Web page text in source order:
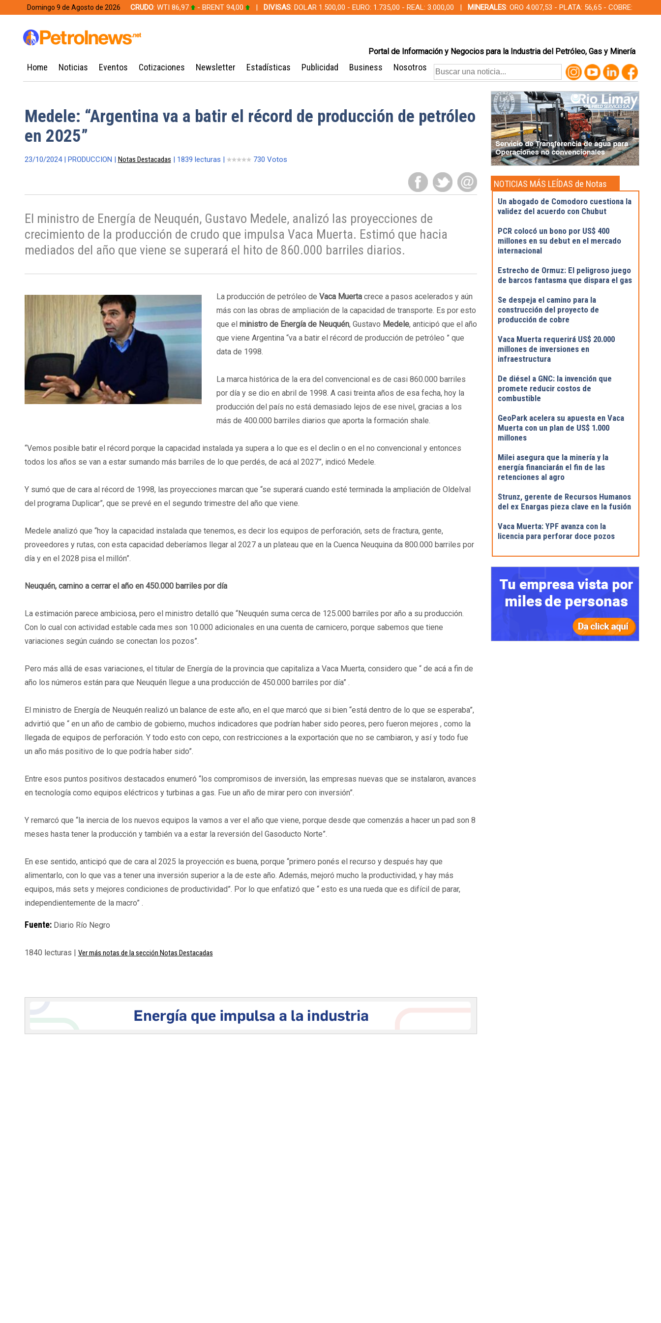
Domingo 9 de Agosto de 2026 CRUDO: WTI 86,97 - BRENT 94,00 | DIVISAS: DOLAR 1.500,00 - EURO: 1.735,00 - REAL: 3.000,00 | MINERALES: ORO 4.007,53 - PLATA: 56,65 - COBRE:
Portal de Información y Negocios para la Industria del Petróleo, Gas y Minería
Home Noticias Eventos Cotizaciones Newsletter Estadísticas Publicidad Business Nosotros
Medele: “Argentina va a batir el récord de producción de petróleo
en 2025”
23/10/2024 | PRODUCCION | Notas Destacadas | 1839 lecturas | 730 Votos
El ministro de Energía de Neuquén, Gustavo Medele, analizó las proyecciones de
crecimiento de la producción de crudo que impulsa Vaca Muerta. Estimó que hacia
mediados del año que viene se superará el hito de 860.000 barriles diarios.
La producción de petróleo de Vaca Muertacrece a pasos acelerados y aún
más con las obras de ampliación de la capacidad de transporte. Es por esto
que el ministro de Energía de Neuquén, Gustavo Medele, anticipó que el año
que viene Argentina “va a batir el récord de producción de petróleo ” que
data de 1998.
La marca histórica de la era del convencional es de casi 860.000 barriles
por día y se dio en abril de 1998. A casi treinta años de esa fecha, hoy la
producción del país no está demasiado lejos de ese nivel, gracias a los
más de 400.000 barriles diarios que aporta la formación shale.
“Vemos posible batir el récord porque la capacidad instalada ya supera a lo que es el declin o en el no convencional y entonces
todos los años se van a estar sumando más barriles de lo que perdés, de acá al 2027”, indicó Medele.
Y sumó que de cara al récord de 1998, las proyecciones marcan que “se superará cuando esté terminada la ampliación de Oldelval
del programa Duplicar”, que se prevé en el segundo trimestre del año que viene.
Medele analizó que “hoy la capacidad instalada que tenemos, es decir los equipos de perforación, sets de fractura, gente,
proveedores y rutas, con esta capacidad deberíamos llegar al 2027 a un plateau que en la Cuenca Neuquina da 800.000 barriles por
día y en el 2028 pisa el millón”.
Neuquén, camino a cerrar el año en 450.000 barriles por día
La estimación parece ambiciosa, pero el ministro detalló que “Neuquén suma cerca de 125.000 barriles por año a su producción.
Con lo cual con actividad estable cada mes son 10.000 adicionales en una cuenta de carnicero, porque sabemos que tiene
variaciones según cuándo se conectan los pozos”.
Pero más allá de esas variaciones, el titular de Energía de la provincia que capitaliza a Vaca Muerta, considero que “ de acá a fin de
año los números están para que Neuquén llegue a una producción de 450.000 barriles por día” .
El ministro de Energía de Neuquén realizó un balance de este año, en el que marcó que si bien “está dentro de lo que se esperaba”,
advirtió que “ en un año de cambio de gobierno, muchos indicadores que podrían haber sido peores, pero fueron mejores , como la
llegada de equipos de perforación. Y todo esto con cepo, con restricciones a la exportación que no se cambiaron, y así y todo fue
un año más positivo de lo que podría haber sido”.
Entre esos puntos positivos destacados enumeró “los compromisos de inversión, las empresas nuevas que se instalaron, avances
en tecnología como equipos eléctricos y turbinas a gas. Fue un año de mirar pero con inversión”.
Y remarcó que “la inercia de los nuevos equipos la vamos a ver el año que viene, porque desde que comenzás a hacer un pad son 8
meses hasta tener la producción y también va a estar la reversión del Gasoducto Norte”.
En ese sentido, anticipó que de cara al 2025 la proyección es buena, porque “primero ponés el recurso y después hay que
alimentarlo, con lo que vas a tener una inversión superior a la de este año. Además, mejoró mucho la productividad, y hay más
equipos, más sets y mejores condiciones de productividad”. Por lo que enfatizó que “ esto es una rueda que es difícil de parar,
independientemente de la macro” .
Fuente:Diario Río Negro
1840 lecturas | Ver más notas de la sección Notas Destacadas
NOTICIAS MÁS LEÍDAS de Notas
Destacadas
Un abogado de Comodoro cuestiona la
validez del acuerdo con Chubut
PCR colocó un bono por US$ 400
millones en su debut en el mercado
internacional
Estrecho de Ormuz: El peligroso juego
de barcos fantasma que dispara el gas
Se despeja el camino para la
construcción del proyecto de
producción de cobre
Vaca Muerta requerirá US$ 20.000
millones de inversiones en
infraestructura
De diésel a GNC: la invención que
promete reducir costos de
combustible
GeoPark acelera su apuesta en Vaca
Muerta con un plan de US$ 1.000
millones
Milei asegura que la minería y la
energía financiarán el fin de las
retenciones al agro
Strunz, gerente de Recursos Humanos
del ex Enargas pieza clave en la fusión
Vaca Muerta: YPF avanza con la
licencia para perforar doce pozos